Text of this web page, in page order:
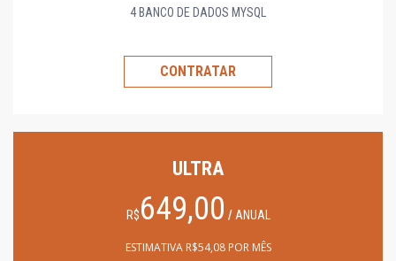
4 BANCO DE DADOS MYSQL
CONTRATAR
ULTRA
R$649,00 /ANUAL
ESTIMATIVA R$54,08 POR MÊS